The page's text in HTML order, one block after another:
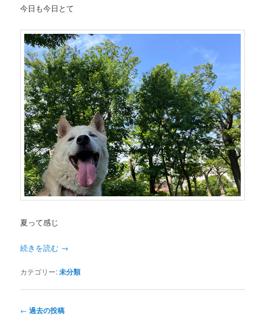
今日も今日とて
夏って感じ
続きを読む →
カテゴリー:未分類
投
← 過去の投稿